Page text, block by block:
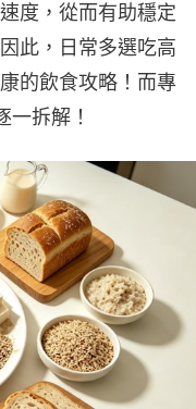
度，從而有助穩定
此，日常多選吃高
的飲食攻略！而專
拆解！